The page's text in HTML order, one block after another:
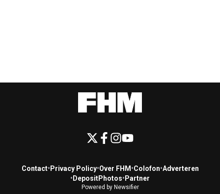
Contact•Privacy Policy•Over FHM•Colofon•Adverteren
•DepositPhotos•Partner
Powered by Newsifier